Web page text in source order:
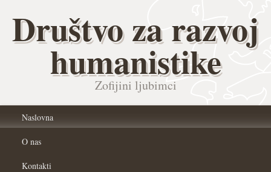
Društvo za razvoj
humanistike
Zofijini ljubimci
Naslovna
O nas
Kontakti